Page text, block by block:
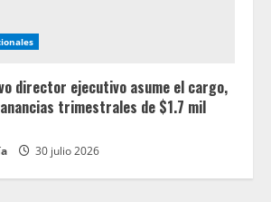
director ejecutivo asume el cargo,
trimestrales de $1.7 mil
30 julio 2026